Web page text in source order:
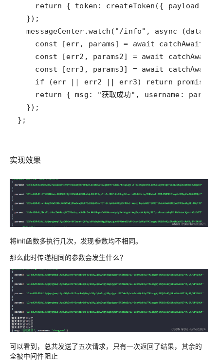
};
实现效果
将init函数多执行几次，发现参数均不相同。
那么此时传递相同的参数会发生什么？
可以看到，总共发送了五次请求，只有一次返回了结果，其余的
全被中间件阻止